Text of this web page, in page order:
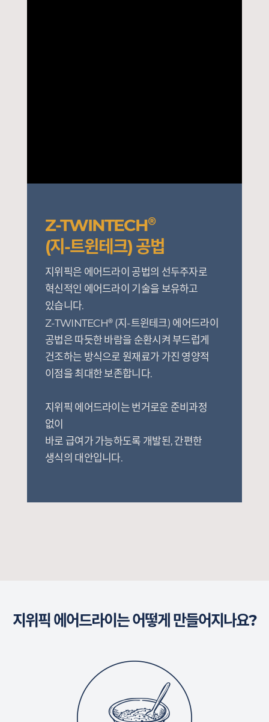
Z-TWINTECH®
(지-트윈테크) 공법
지위픽은 에어드라이 공법의 선두주자로
혁신적인 에어드라이 기술을 보유하고
있습니다.
Z-TWINTECH®(지-트윈테크) 에어드라이
공법은 따듯한 바람을 순환시켜 부드럽게
건조하는 방식으로 원재료가 가진 영양적
이점을 최대한 보존합니다.
지위픽 에어드라이는 번거로운 준비과정
없이
바로 급여가 가능하도록 개발된, 간편한
생식의 대안입니다.
지위픽 에어드라이는 어떻게 만들어지나요?